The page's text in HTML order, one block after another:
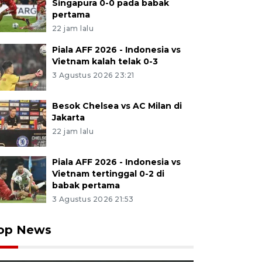
Singapura 0-0 pada babak
pertama
22 jam lalu
Piala AFF 2026 - Indonesia vs
Vietnam kalah telak 0-3
3 Agustus 2026 23:21
Besok Chelsea vs AC Milan di
Jakarta
22 jam lalu
Piala AFF 2026 - Indonesia vs
Vietnam tertinggal 0-2 di
babak pertama
3 Agustus 2026 21:53
News